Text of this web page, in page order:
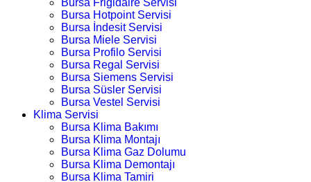
Bursa Hotpoint Servisi
Bursa İndesit Servisi
Bursa Miele Servisi
Bursa Profilo Servisi
Bursa Regal Servisi
Bursa Siemens Servisi
Bursa Süsler Servisi
Bursa Vestel Servisi
Klima Servisi
Bursa Klima Bakımı
Bursa Klima Montajı
Bursa Klima Gaz Dolumu
Bursa Klima Demontajı
Bursa Klima Tamiri